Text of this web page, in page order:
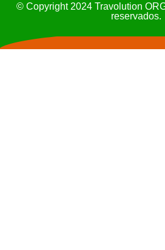
© Copyright 2024 Travolution
reservados.